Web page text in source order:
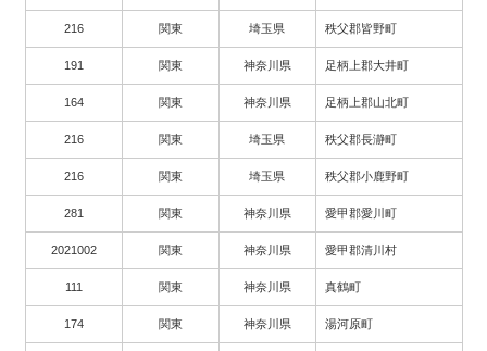
216 関東 埼玉県 秩父郡皆野町
191 関東 神奈川県 足柄上郡大井町
164 関東 神奈川県 足柄上郡山北町
216 関東 埼玉県 秩父郡長瀞町
216 関東 埼玉県 秩父郡小鹿野町
281 関東 神奈川県 愛甲郡愛川町
2021002 関東 神奈川県 愛甲郡清川村
111 関東 神奈川県 真鶴町
174 関東 神奈川県 湯河原町